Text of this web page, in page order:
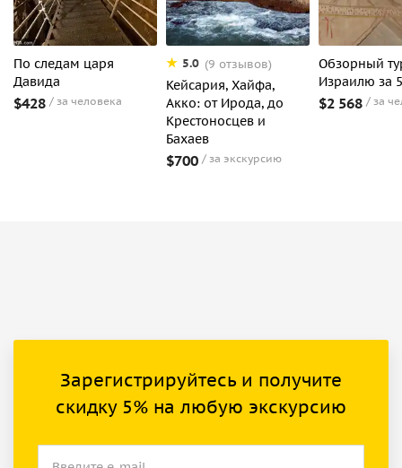
По следам царя
Давида
$428 за человека
5.0 (9 отзывов)
Кейсария, Хайфа,
Акко: от Ирода, до
Крестоносцев и
Бахаев
$700 за экскурсию
Обзорный
Израилю за
$2 568 за
Зарегистрируйтесь и получите
скидку 5% на любую экскурсию